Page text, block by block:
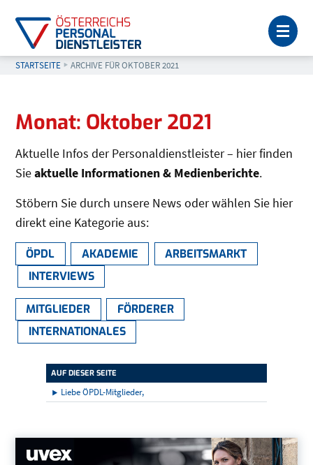
STARTSEITE AKTUELL: ARCHIVE FÜR OKTOBER 2021
ARCHIVE FÜR OKTOBER 2021
Monat: Oktober 2021
Aktuelle Infos der Personaldienstleister – hier finden
Sieaktuelle Informationen & Medienberichte.
Stöbern Sie durch unsere News oder wählen Sie hier
direkt eine Kategorie aus:
ÖPDL AKADEMIE
ARBEITSMARKT
INTERVIEWS
MITGLIEDER
FÖRDERER
INTERNATIONALES
AUF DIESER SEITE
Liebe ÖPDL-Mitglieder,